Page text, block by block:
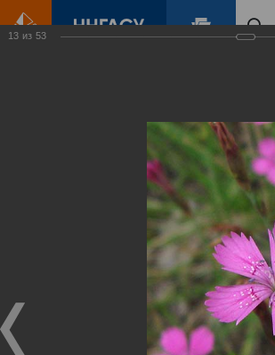
Виртуальные
выставки
13 из 53